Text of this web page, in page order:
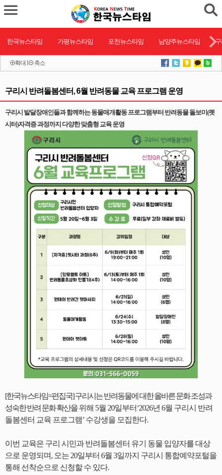
한국뉴스타임 가평뉴스타임 포천뉴스타임 남양주뉴스타임
확대 l 축소
구리시 반려돌봄센터, 6월 반려동물 교육 프로그램 운영
구리시 발달장애인들과 함께하는 동물매개활동 프로그램부터 반려동물 돌보미(펫
시터)자격증 과정까지 다양한 맞춤형 교육 운영
[한국뉴스타임=편집국] 구리시는 반려동물에 대한 올바른 문화 조성과
성숙한 반려 문화 확산을 위해 5월 20일부터‘2026년 6월 구리시 반려
돌봄센터 교육 프로그램’ 수강생을 모집한다.
이번 교육은 구리 시민과 반려돌봄센터 유기 동물 입양자를 대상
으로 운영되며, 오는 20일부터 6월 3일까지 구리시 통합예약포털을
통해 선착순으로 신청할 수 있다.